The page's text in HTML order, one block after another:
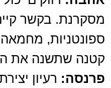
מסקרנת. בקשר
ספונטניות,
קטנה שתשנה את
פרנסה: רעיון